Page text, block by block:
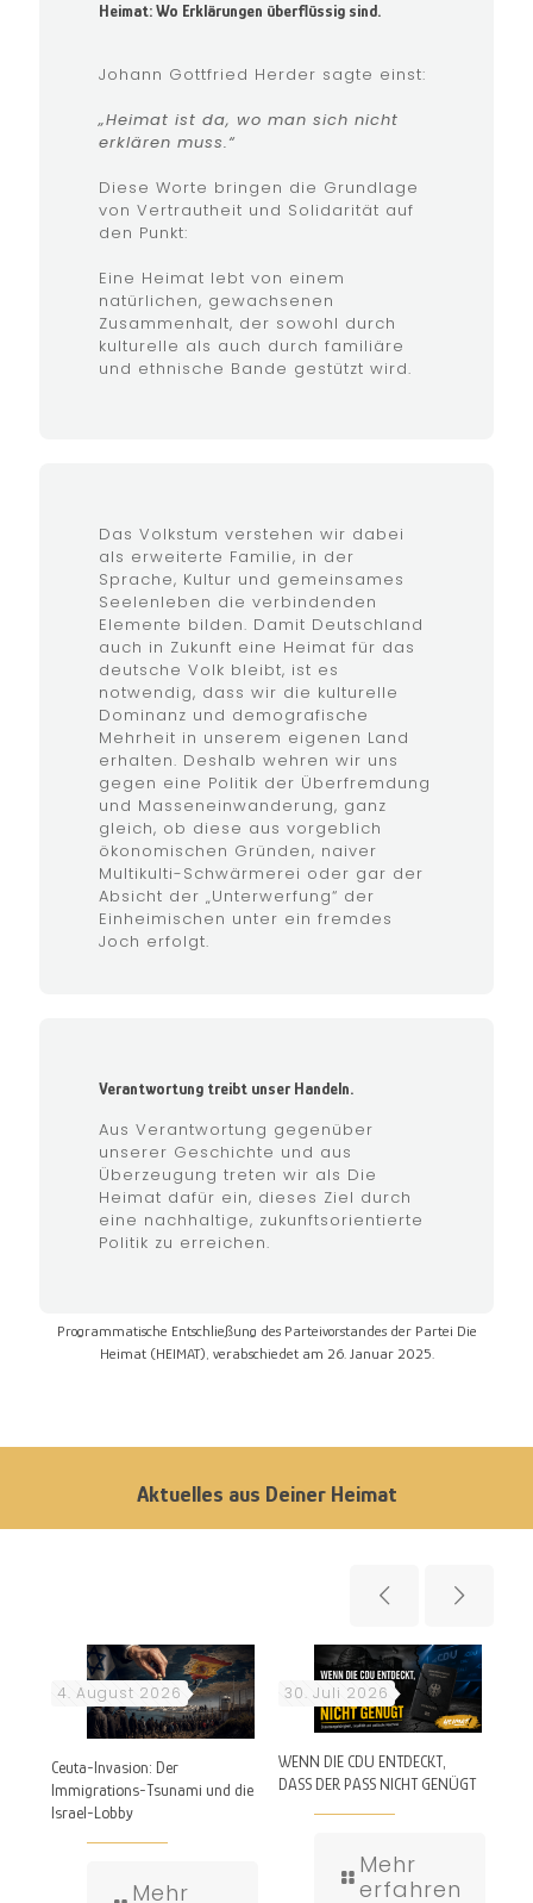
Heimat: Wo Erklärungen überflüssig sind.
Johann Gottfried Herder sagte einst:
„Heimat ist da, wo man sich nicht
erklären muss.“
Diese Worte bringen die Grundlage
von Vertrautheit und Solidarität auf
den Punkt:
Eine Heimat lebt von einem
natürlichen, gewachsenen
Zusammenhalt, der sowohl durch
kulturelle als auch durch familiäre
und ethnische Bande gestützt wird.
Das Volkstum verstehen wir dabei
als erweiterte Familie, in der
Sprache, Kultur und gemeinsames
Seelenleben die verbindenden
Elemente bilden. Damit Deutschland
auch in Zukunft eine Heimat für das
deutsche Volk bleibt, ist es
notwendig, dass wir die kulturelle
Dominanz und demografische
Mehrheit in unserem eigenen Land
erhalten. Deshalb wehren wir uns
gegen eine Politik der Überfremdung
und Masseneinwanderung, ganz
gleich, ob diese aus vorgeblich
ökonomischen Gründen, naiver
Multikulti-Schwärmerei oder gar der
Absicht der „Unterwerfung“ der
Einheimischen unter ein fremdes
Joch erfolgt.
Verantwortung treibt unser Handeln.
Aus Verantwortung gegenüber
unserer Geschichte und aus
Überzeugung treten wir als Die
Heimat dafür ein, dieses Ziel durch
eine nachhaltige, zukunftsorientierte
Politik zu erreichen.
Programmatische Entschließung des Parteivorstandes der Partei Die
Heimat (HEIMAT), verabschiedet am 26. Januar 2025.
Aktuelles aus Deiner Heimat
4. August 2026
Ceuta-Invasion: Der
Immigrations-Tsunami und die
Israel-Lobby
Mehr
30. Juli 2026
WENN DIE CDU ENTDECKT,
DASS DER PASS NICHT GENÜGT
Mehr
erfahren